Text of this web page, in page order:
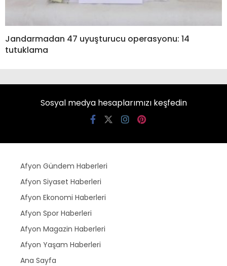
Jandarmadan 47 uyuşturucu operasyonu: 14
tutuklama
Sosyal medya hesaplarımızı keşfedin
Afyon Gündem Haberleri
Afyon Siyaset Haberleri
Afyon Ekonomi Haberleri
Afyon Spor Haberleri
Afyon Magazin Haberleri
Afyon Yaşam Haberleri
Ana Sayfa